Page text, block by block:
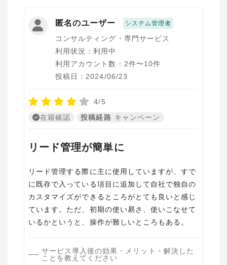
匿名のユーザー システム管理者
コンサルティング・専門サービス
利用状況：利用中
利用アカウント数：2件〜10件
投稿日：2024/06/23
4/5
在籍確認
投稿経路 キャンペーン
リード管理が簡単に
リード管理する際に主に使用していますが、すで
に既存で入っている項目に追加して自社で独自の
カスタマイズができるところがとても良いと感じ
ています。ただ、初期の使い易さ、使いこなせて
いるかというと、操作が難しいところもある。
サービス導入後の効果・メリット・解決した
ことを教えてください